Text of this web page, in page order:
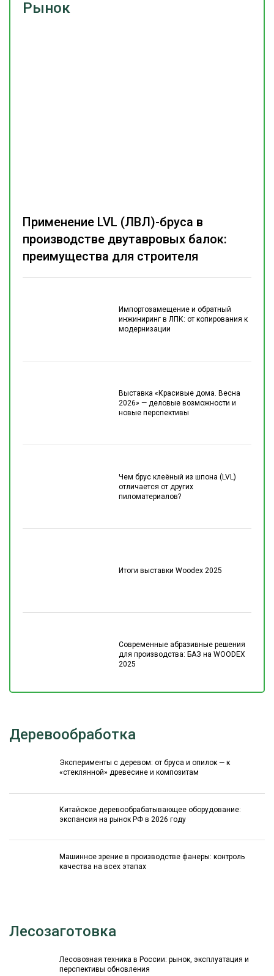
Рынок
Импортозамещение и обратный
инжиниринг в ЛПК: от копирования к
модернизации
Выставка «Красивые дома. Весна
2026» — деловые возможности и
новые перспективы
Чем брус клеёный из шпона (LVL)
отличается от других
пиломатериалов?
Итоги выставки Woodex 2025
Современные абразивные решения
для производства: БАЗ на WOODEX
2025
Применение LVL (ЛВЛ)-бруса в
производстве двутавровых балок:
преимущества для строителя
Деревообработка
Эксперименты с деревом: от бруса и опилок — к
«стеклянной» древесине и композитам
Китайское деревообрабатывающее оборудование:
экспансия на рынок РФ в 2026 году
Машинное зрение в производстве фанеры: контроль
качества на всех этапах
Лесозаготовка
Лесовозная техника в России: рынок, эксплуатация и
перспективы обновления